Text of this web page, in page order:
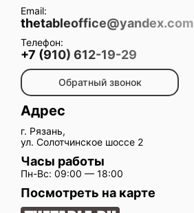
Email:
thetableoffice@yandex.com
Телефон:
+7 (910) 612-19-29
Обратный звонок
Адрес
г. Рязань,
ул. Солотчинское шоссе 2
Часы работы
Пн-Вс: 09:00 — 18:00
Посмотреть на карте